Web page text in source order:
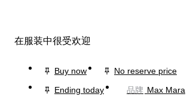
在服装中很受欢迎
Buy now
No reserve price
Ending today
品牌 Max Mara